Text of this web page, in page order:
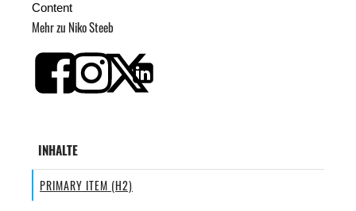
Content
Mehr zu Niko Steeb
INHALTE
PRIMARY ITEM (H2)